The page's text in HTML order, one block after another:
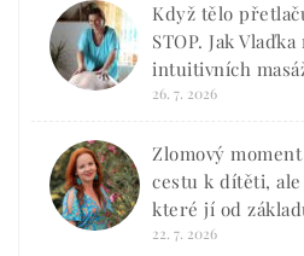
Když tělo
STOP. Jak
intuitivních
26. 7. 2026
Zlomový
cestu k dítěti,
které jí od
22. 7. 2026